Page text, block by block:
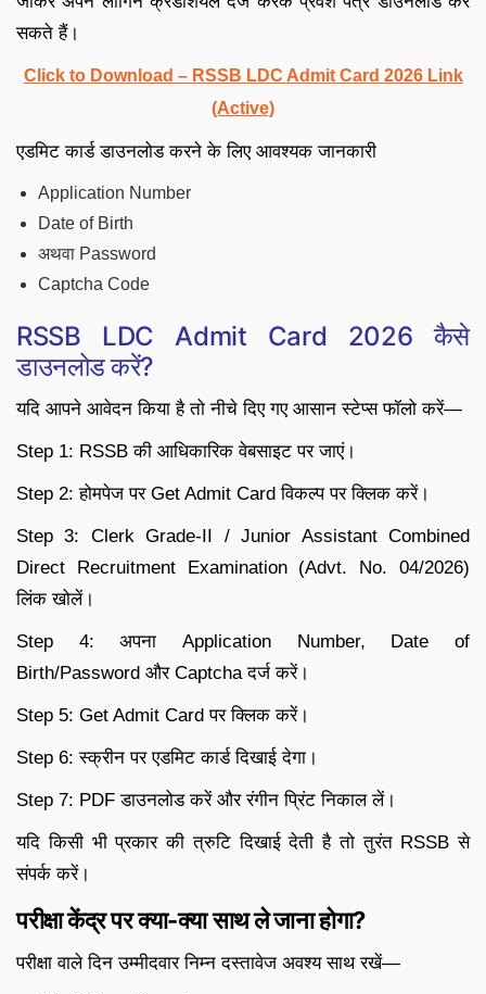
सकते हैं।
Click to Download – RSSB LDC Admit Card 2026 Link
(Active)
एडमिट कार्ड डाउनलोड करने के लिए आवश्यक जानकारी
Application Number
Date of Birth
अथवा Password
Captcha Code
RSSB LDC Admit Card 2026 कैसे
डाउनलोड करें?
यदि आपने आवेदन किया है तो नीचे दिए गए आसान स्टेप्स फॉलो करें—
Step 1: RSSB की आधिकारिक वेबसाइट पर जाएं।
Step 2: होमपेज पर Get Admit Card विकल्प पर क्लिक करें।
Step 3: Clerk Grade-II / Junior Assistant Combined
Direct Recruitment Examination (Advt. No. 04/2026)
लिंक खोलें।
Step 4: अपना Application Number, Date of
Birth/Password और Captcha दर्ज करें।
Step 5: Get Admit Card पर क्लिक करें।
Step 6: स्क्रीन पर एडमिट कार्ड दिखाई देगा।
Step 7: PDF डाउनलोड करें और रंगीन प्रिंट निकाल लें।
यदि किसी भी प्रकार की त्रुटि दिखाई देती है तो तुरंत RSSB से
संपर्क करें।
परीक्षा केंद्र पर क्या-क्या साथ ले जाना होगा?
परीक्षा वाले दिन उम्मीदवार निम्न दस्तावेज अवश्य साथ रखें—